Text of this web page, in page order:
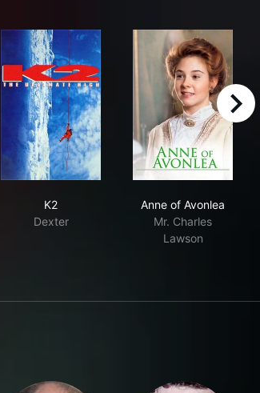
K2
Dexter
Anne of Avonlea
Mr. Charles
Lawson
right